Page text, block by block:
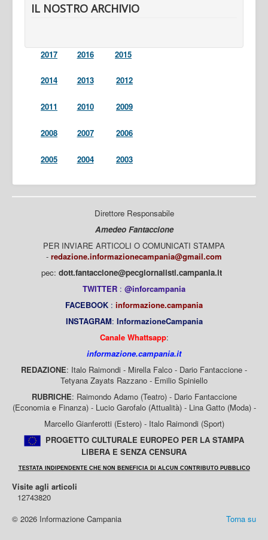
IL NOSTRO ARCHIVIO
2017 2016 2015
2014 2013 2012
2011 2010 2009
2008 2007 2006
2005 2004 2003
Direttore Responsabile
Amedeo Fantaccione
PER INVIARE ARTICOLI O COMUNICATI STAMPA
- redazione.informazionecampania@gmail.com
pec: dott.fantaccione@pecgiornalisti.campania.it
TWITTER : @inforcampania
FACEBOOK : informazione.campania
INSTAGRAM: InformazioneCampania
Canale Whattsapp:
informazione.campania.it
REDAZIONE: Italo Raimondi - Mirella Falco - Dario Fantaccione -
Tetyana Zayats Razzano - Emilio Spiniello
RUBRICHE: Raimondo Adamo (Teatro) - Dario Fantaccione
(Economia e Finanza) - Lucio Garofalo (Attualità) - Lina Gatto (Moda) -
Marcello Gianferotti (Estero) - Italo Raimondi (Sport)
PROGETTO CULTURALE EUROPEO PER LA STAMPA
LIBERA E SENZA CENSURA
TESTATA INDIPENDENTE CHE NON BENEFICIA DI ALCUN CONTRIBUTO PUBBLICO
Visite agli articoli
12743820
Torna su
© 2026 Informazione Campania